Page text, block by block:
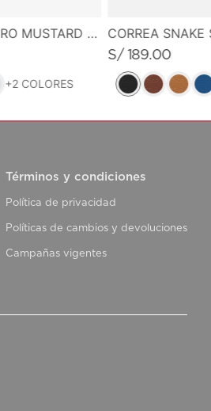
MORRAL DE CUERO MUSTARD MUSE
+2 COLORES
CORREA SNAKE
S/ 189.00
Términos y condiciones
Política de privacidad
Políticas de cambios y devoluciones
Campañas vigentes